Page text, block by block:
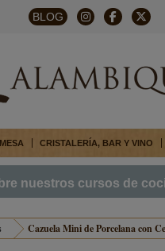
BLOG
CRISTALERÍA, BAR Y VINO
nuestros cursos de
Cazuela Mini de Porcelana con